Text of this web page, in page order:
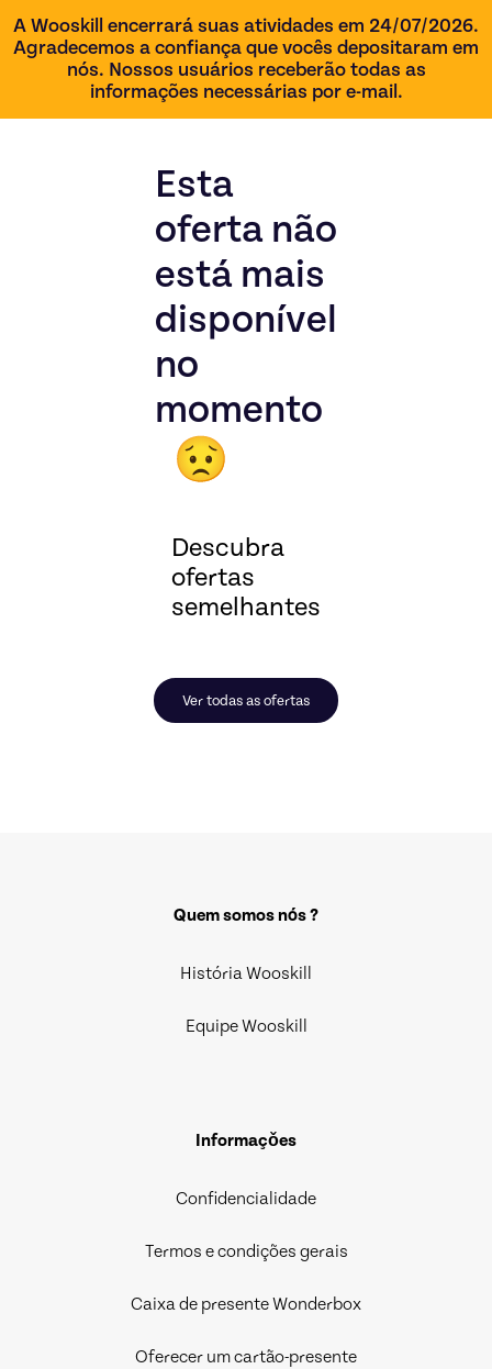
A Wooskill encerrará suas atividades em 24/07/2026.
Agradecemos a confiança que vocês depositaram em
nós. Nossos usuários receberão todas as
informações necessárias por e-mail.
Esta
oferta não
está mais
disponível
no
momento
Descubra
ofertas
semelhantes
Ver todas as ofertas
Quem somos nós ?
História Wooskill
Equipe Wooskill
Informaçǒes
Confidencialidade
Termos e condições gerais
Caixa de presente Wonderbox
Oferecer um cartão-presente